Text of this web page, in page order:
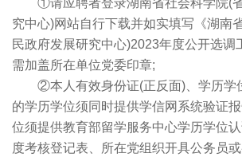
①请应聘者登录湖南省社会科学院(
究中心)网站自行下载并如实填写《湖南
民政府发展研究中心)2023年度公开选调
需加盖所在单位党委印章;
②本人有效身份证(正反面)、学历学
的学历学位须同时提供学信网系统验证
位须提供教育部留学服务中心学历学位
度考核登记表、所在党组织开具公务员